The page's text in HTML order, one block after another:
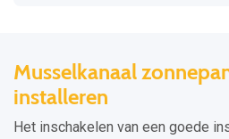
Musselkanaal
installeren
Het inschakelen van een goede